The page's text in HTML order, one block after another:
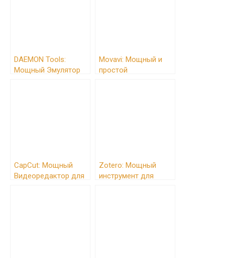
DAEMON Tools:
Мощный Эмулятор
Movavi: Мощный и
простой
CapCut: Мощный
Видеоредактор для
Zotero: Мощный
инструмент для